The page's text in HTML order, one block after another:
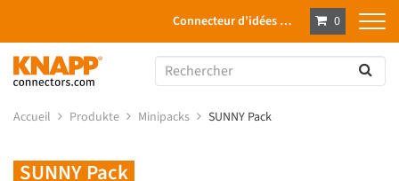
Connecteur d’idées … 0
Accueil Produkte Minipacks SUNNY Pack
SUNNY Pack